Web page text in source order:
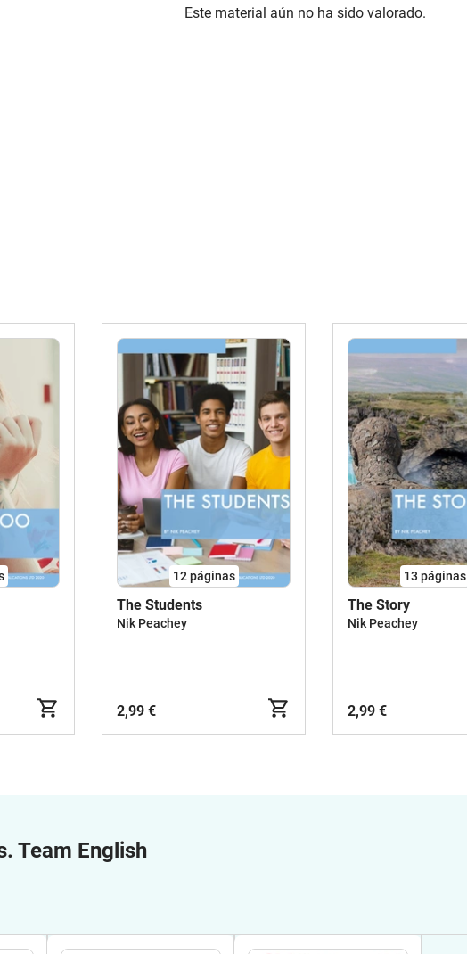
Este material aún no ha sido valorado.
12páginas
The Students
Nik Peachey
2,99 €
13 páginas
The Story
Nik Peachey
2,99 €
Team English